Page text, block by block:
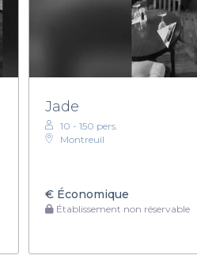
Jade
10 - 150 pers.
Montreuil
€Économique
Établissement non réservable